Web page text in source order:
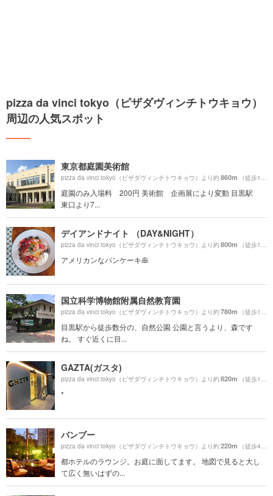
pizza da vinci tokyo（ピザダヴィンチトウキョウ）
周辺の人気スポット
東京都庭園美術館
pizza da vinci tokyo（ピザダヴィンチトウキョウ）より約860m （徒歩15分）
庭園のみ入場料 200円 美術館 企画展により変動 目黒駅
東口より7...
デイアンドナイト （DAY&NIGHT）
pizza da vinci tokyo（ピザダヴィンチトウキョウ）より約800m （徒歩14分）
アメリカンなパンケーキ🥞
国立科学博物館附属自然教育園
pizza da vinci tokyo（ピザダヴィンチトウキョウ）より約780m （徒歩13分）
目黒駅から徒歩数分の、自然公園 公園と言うより、森です
ね。 すぐ近くに目...
GAZTA(ガスタ)
pizza da vinci tokyo（ピザダヴィンチトウキョウ）より約820m （徒歩14分）
*
バンブー
pizza da vinci tokyo（ピザダヴィンチトウキョウ）より約220m （徒歩4分）
都ホテルのラウンジ。お庭に面してます。 地図で見ると大し
て広く無いはずの...